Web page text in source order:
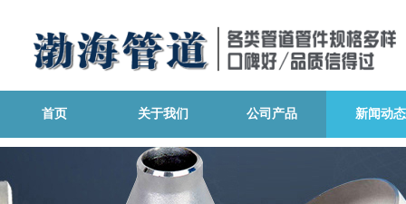
首页 关于我们 公司产品 新闻动态